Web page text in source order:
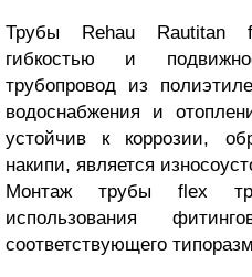
Трубы Rehau Rautitan
гибкостью и
трубопровод из
водоснабжения и
устойчив к коррозии,
накипи, является
Монтаж трубы flex
использования
соответствующего